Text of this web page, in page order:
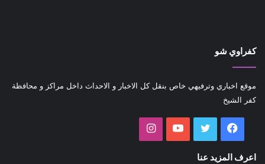
كفراوي شو
موقع اخباري وترفيهي خاص بنقل كل الاخبار و الاحداث داخل مراكز و محافظة
كفر الشيخ
فيسبوكتويتر يوتيوبانستقرام
اعرف المزيد عنا